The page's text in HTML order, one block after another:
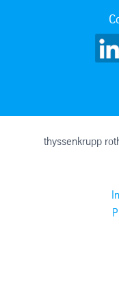
thyssenkrupp